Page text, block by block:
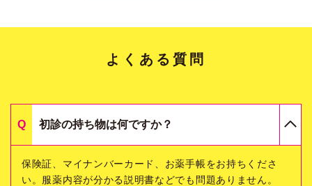
よくある質問
初診の持ち物は何ですか？
保険証、マイナンバーカード、お薬手帳をお持ちくださ
い。服薬内容が分かる説明書などでも問題ありません。